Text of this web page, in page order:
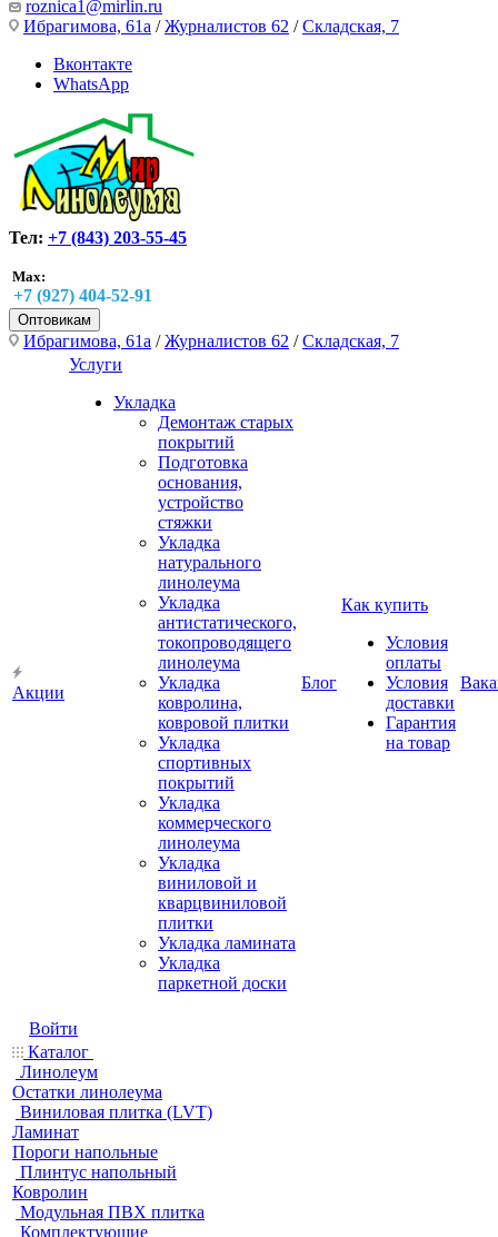
roznica1@mirlin.ru
Ибрагимова, 61а /Журналистов 62 /Складская, 7
Вконтакте
WhatsApp
Тел: +7 (843) 203-55-45
Max:
+7 (927) 404-52-91
Оптовикам
Ибрагимова, 61а /Журналистов 62 /Складская, 7
Акции
Услуги
Укладка
Демонтаж старых
покрытий
Подготовка
основания,
устройство
стяжки
Укладка
натурального
линолеума
Укладка
антистатического,
токопроводящего
линолеума
Укладка
ковролина,
ковровой плитки
Укладка
спортивных
покрытий
Укладка
коммерческого
линолеума
Укладка
виниловой и
кварцвиниловой
плитки
Укладка ламината
Укладка
паркетной доски
Блог
Как купить
Условия
оплаты
Условия
доставки
Гарантия
на товар
Войти
Каталог
Линолеум
Остатки линолеума
Виниловая плитка (LVT)
Ламинат
Пороги напольные
Плинтус напольный
Ковролин
Модульная ПВХ плитка
Комплектующие